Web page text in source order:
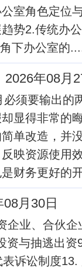
室角色定位
势2.传统办
下办公室的
2026年08月
须要输出的
显得非常的
单改造，并
映资源使用
财务更好的
月30日
企业、合伙
资与抽逃出
诉讼制度